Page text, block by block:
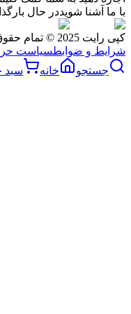
با ما آشنا شویددر حال
کپی رایت 2025 © تمام حقوق محفوظ است. قدرت گرفته از
شرایط و ضوابطسیاست
جستجو
خانه سبد